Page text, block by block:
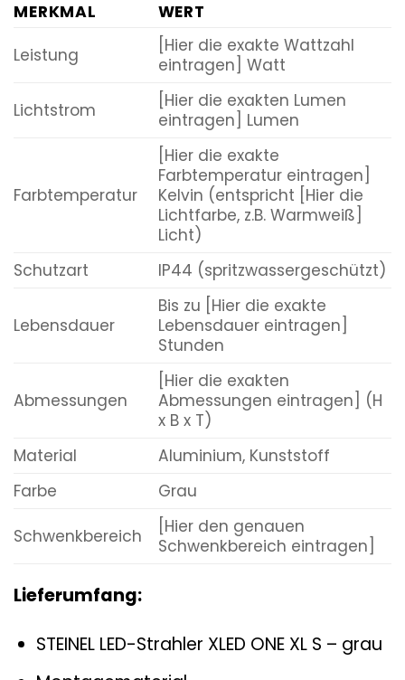
MERKMAL
WERT
Leistung
[Hier die exakte Wattzahl
eintragen] Watt
Lichtstrom
[Hier die exakten Lumen
eintragen] Lumen
Farbtemperatur
[Hier die exakte
Farbtemperatur eintragen]
Kelvin (entspricht [Hier die
Lichtfarbe, z.B. Warmweiß]
Licht)
Schutzart
IP44 (spritzwassergeschützt)
Lebensdauer
Bis zu [Hier die exakte
Lebensdauer eintragen]
Stunden
Abmessungen
[Hier die exakten
Abmessungen eintragen] (H
x B x T)
Material
Aluminium, Kunststoff
Farbe
Grau
Schwenkbereich
[Hier den genauen
Schwenkbereich eintragen]
Lieferumfang:
STEINEL LED-Strahler XLED ONE XL S – grau